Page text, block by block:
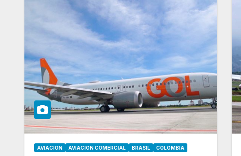
AVIACION AVIACION COMERCIAL BRASIL COLOMBIA